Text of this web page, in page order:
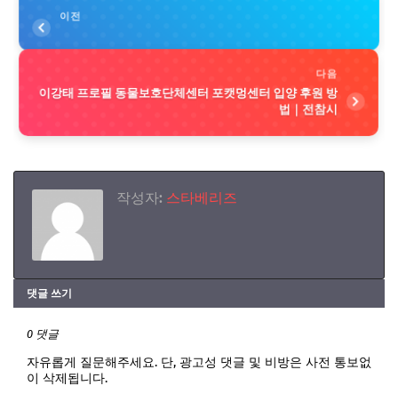
이전
다음
이강태 프로필 동물보호단체센터 포캣멍센터 입양 후원 방
법｜전참시
작성자: 스타베리즈
댓글 쓰기
0 댓글
자유롭게 질문해주세요. 단, 광고성 댓글 및 비방은 사전 통보없
이 삭제됩니다.